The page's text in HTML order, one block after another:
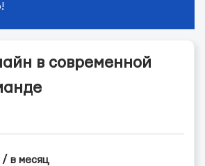
в современной
/ в месяц